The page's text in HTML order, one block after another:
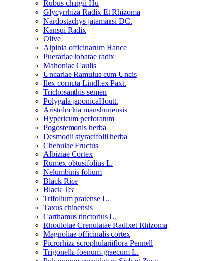
Rubus chingii Hu
Glycyrrhiza Radix Et Rhizoma
Nardostachys jatamansi DC.
Kansui Radix
Olive
Alpinia officinarum Hance
Puerariae lobatae radix
Mahoniae Caulis
Uncariae Ramulus cum Uncis
Ilex cornuta Lindl.ex Paxt.
Trichosanthis semen
Polygala japonicaHoutt.
Aristolochia manshuriensis
Hypericum perforatum
Pogostemonis herba
Desmodii styracifolii herba
Chebulae Fructus
Albiziae Cortex
Rumex obtusifolius L.
Nelumbinis folium
Black Rice
Black Tea
Trifolium pratense L.
Taxus chinensis
Carthamus tinctorius L.
Rhodiolae Crenulatae Radixet Rhizoma
Magnoliae officinalis cortex
Picrorhiza scrophulariiflora Pennell
Trigonella foenum-graecum L.